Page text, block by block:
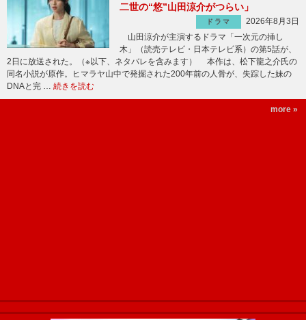
二世の“悠”山田涼介がつらい」
ドラマ
2026年8月3日
山田涼介が主演するドラマ「一次元の挿し
木」（読売テレビ・日本テレビ系）の第5話が、
2日に放送された。（※以下、ネタバレを含みます） 本作は、松下龍之介氏の
同名小説が原作。ヒマラヤ山中で発掘された200年前の人骨が、失踪した妹の
DNAと完 … 続きを読む
more »